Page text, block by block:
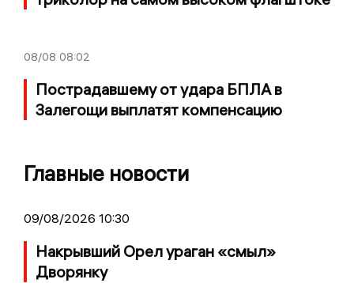
08/08 08:02
Пострадавшему от удара БПЛА в
Залегощи выплатят компенсацию
Главные новости
09/08/2026 10:30
Накрывший Орел ураган «смыл»
Дворянку